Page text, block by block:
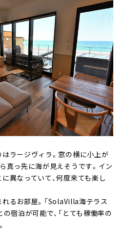
ラージヴィラ。窓の横に小上が
真っ先に海が見えそうです。イン
異なっていて、何度来ても楽し
るお部屋。「SolaVilla海テラス
宿泊が可能で、「とても稼働率の